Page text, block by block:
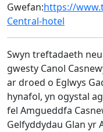
Gwefan:https://
Central-hotel
Swyn treftadaeth
gwesty Canol
ar droed o Eglwys
hynafol, yn ogystal
fel Amgueddfa
Gelfyddydau Glan yr